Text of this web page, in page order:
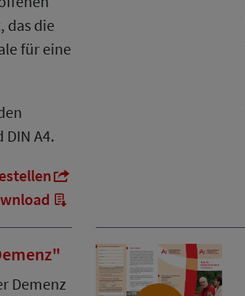
das die
für eine
DIN A4.
Demenz